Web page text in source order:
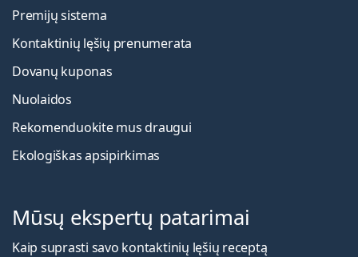
Premijų sistema
Kontaktinių lęšių prenumerata
Dovanų kuponas
Nuolaidos
Rekomenduokite mus draugui
Ekologiškas apsipirkimas
Mūsų ekspertų patarimai
Kaip suprasti savo kontaktinių lęšių receptą